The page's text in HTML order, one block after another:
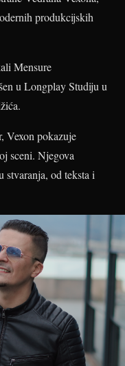
produkcijskih
Mensure
u Longplay Studiju u
Vexon pokazuje
sceni. Njegova
stvaranja, od teksta i